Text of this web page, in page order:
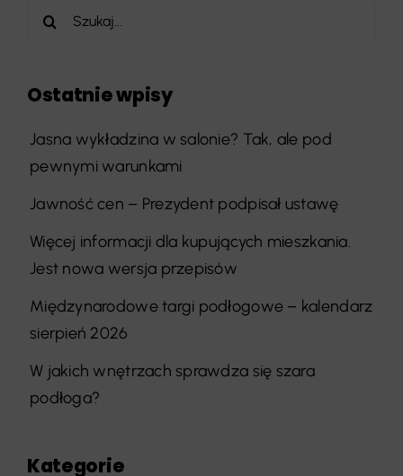
Szukaj
Ostatnie wpisy
Jasna wykładzina w salonie? Tak, ale pod
pewnymi warunkami
Jawność cen – Prezydent podpisał ustawę
Więcej informacji dla kupujących mieszkania.
Jest nowa wersja przepisów
Międzynarodowe targi podłogowe – kalendarz
sierpień 2026
W jakich wnętrzach sprawdza się szara
podłoga?
Kategorie